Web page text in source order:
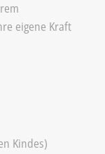
eigene Kraft
Kindes)